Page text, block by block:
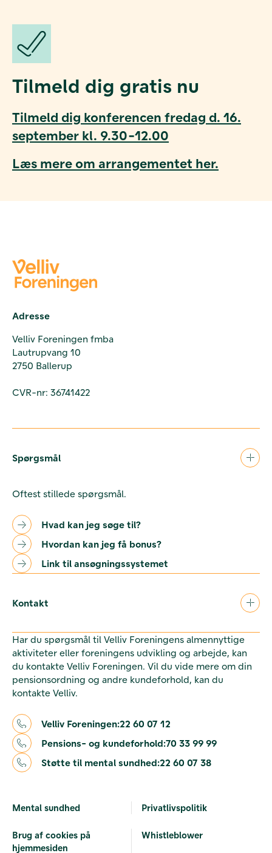
Tilmeld dig gratis nu
Tilmeld dig konferencen fredag d. 16.
september kl. 9.30-12.00
Læs mere om arrangementet her.
Adresse
Velliv Foreningen fmba
Lautrupvang 10
2750 Ballerup
CVR-nr: 36741422
Spørgsmål
Oftest stillede spørgsmål.
Hvad kan jeg søge til?
Hvordan kan jeg få bonus?
Link til ansøgningssystemet
Kontakt
Har du spørgsmål til Velliv Foreningens almennyttige
aktiviteter eller foreningens udvikling og arbejde, kan
du kontakte Velliv Foreningen. Vil du vide mere om din
pensionsordning og andre kundeforhold, kan du
kontakte Velliv.
Velliv Foreningen:22 60 07 12
Pensions- og kundeforhold:70 33 99 99
Støtte til mental sundhed:22 60 07 38
Mental sundhed Privatlivspolitik
Brug af cookies på
hjemmesiden
Whistleblower